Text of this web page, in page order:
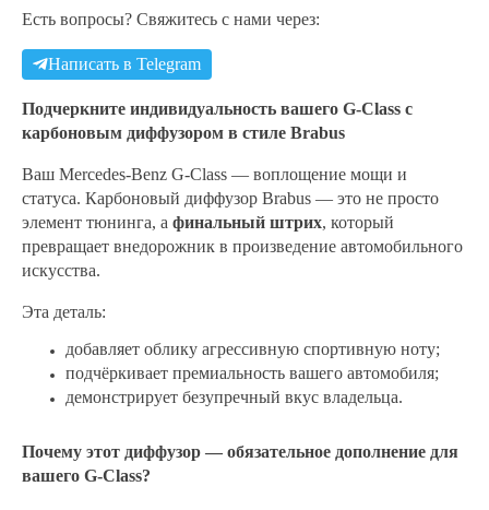
Есть вопросы? Свяжитесь с нами через:
Написать в Telegram
Подчеркните индивидуальность вашего G‑Class с
карбоновым диффузором в стиле Brabus
Ваш Mercedes‑Benz G‑Class — воплощение мощи и
статуса. Карбоновый диффузор Brabus — это не просто
элемент тюнинга, а финальный штрих, который
превращает внедорожник в произведение автомобильного
искусства.
Эта деталь:
добавляет облику агрессивную спортивную ноту;
подчёркивает премиальность вашего автомобиля;
демонстрирует безупречный вкус владельца.
Почему этот диффузор — обязательное дополнение для
вашего G‑Class?